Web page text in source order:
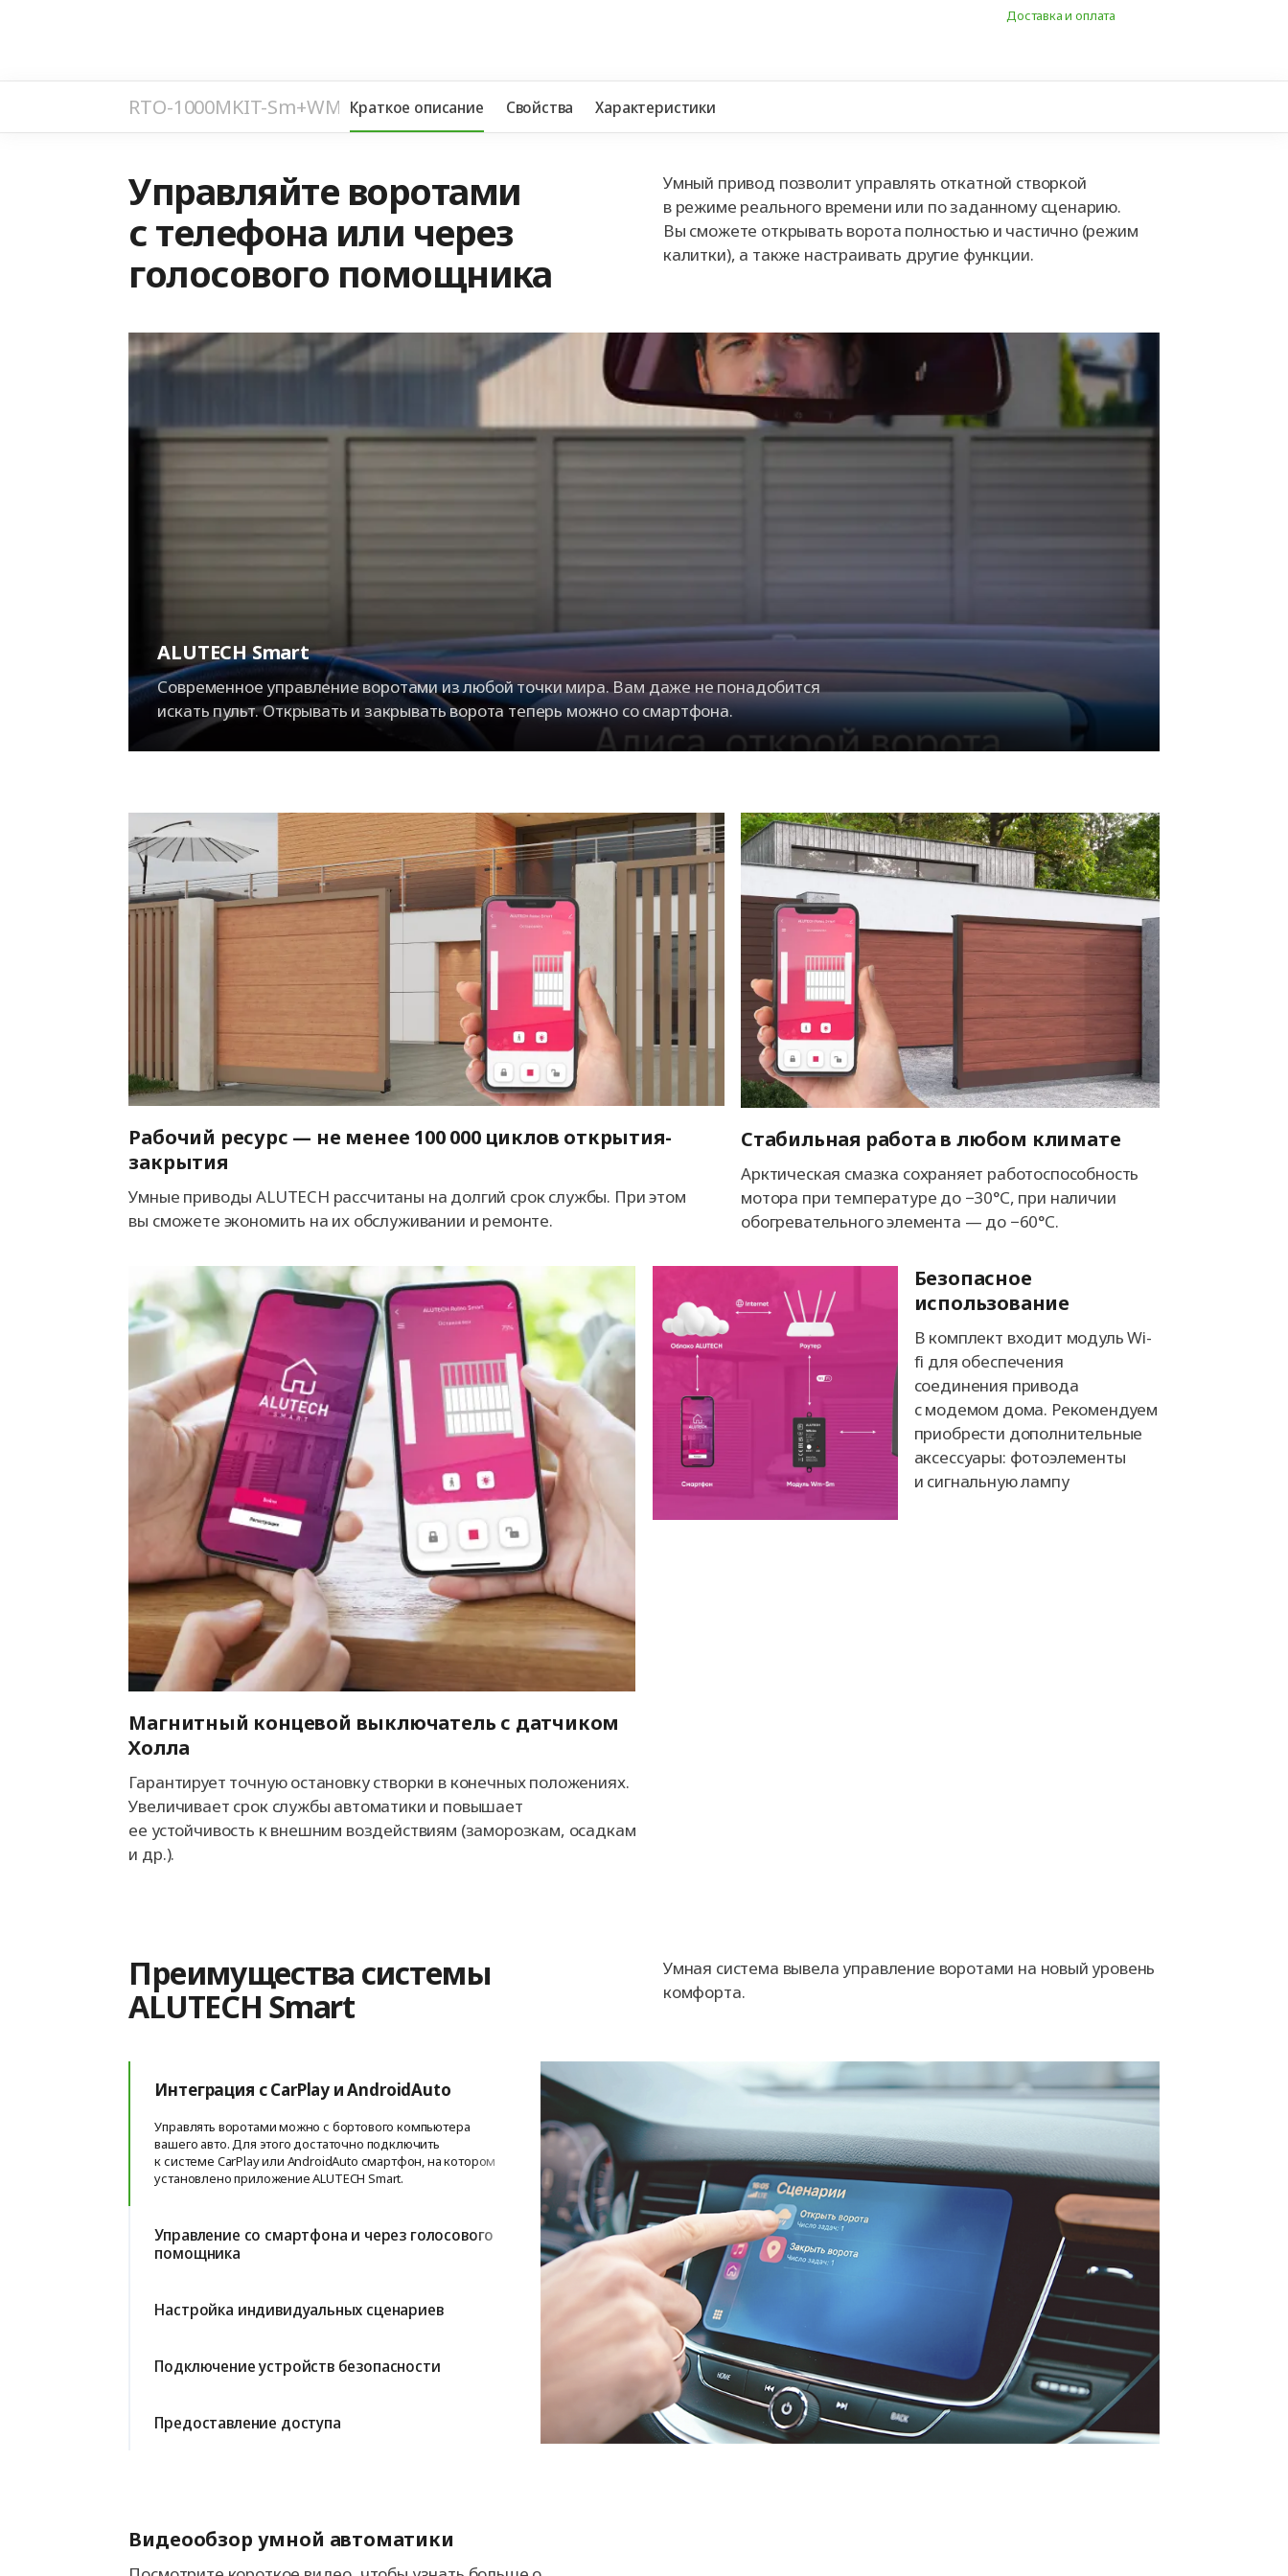
Доставка и оплата
RTO-1000MKIT-Sm+WM-SmКраткое описание Свойства Характеристики
Управляйте воротами
с телефона или через
голосового помощника
Умный привод позволит управлять откатной створкой
в режиме реального времени или по заданному сценарию.
Вы сможете открывать ворота полностью и частично (режим
калитки), а также настраивать другие функции.
ALUTECH Smart
Современное управление воротами из любой точки мира. Вам даже не понадобится
искать пульт. Открывать и закрывать ворота теперь можно со смартфона.
Рабочий ресурс — не менее 100 000 циклов открытия-
закрытия
Умные приводы ALUTECH рассчитаны на долгий срок службы. При этом
вы сможете экономить на их обслуживании и ремонте.
Стабильная работа в любом климате
Арктическая смазка сохраняет работоспособность
мотора при температуре до −30°С, при наличии
обогревательного элемента — до −60°С.
Магнитный концевой выключатель с датчиком
Холла
Гарантирует точную остановку створки в конечных положениях.
Увеличивает срок службы автоматики и повышает
ее устойчивость к внешним воздействиям (заморозкам, осадкам
и др.).
Безопасное
использование
В комплект входит модуль Wi-
fi для обеспечения
соединения привода
с модемом дома. Рекомендуем
приобрести дополнительные
аксессуары: фотоэлементы
и сигнальную лампу
Преимущества системы
ALUTECH Smart
Умная система вывела управление воротами на новый уровень
комфорта.
Интеграция с CarPlay и AndroidAuto
Управлять воротами можно с бортового компьютера
вашего авто. Для этого достаточно подключить
к системе CarPlay или AndroidAuto смартфон, на котором
установлено приложение ALUTECH Smart.
Управление со смартфона и через голосового
помощника
Настройка индивидуальных сценариев
Подключение устройств безопасности
Предоставление доступа
Видеообзор умной автоматики